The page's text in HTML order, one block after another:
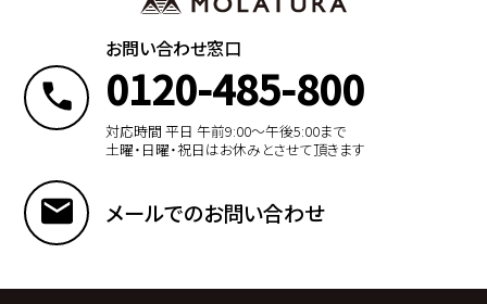
お問い合わせ窓口
0120-485-800
対応時間 平日 午前9:00〜午後5:00まで
土曜・日曜・祝日はお休みとさせて頂きます
メールでのお問い合わせ